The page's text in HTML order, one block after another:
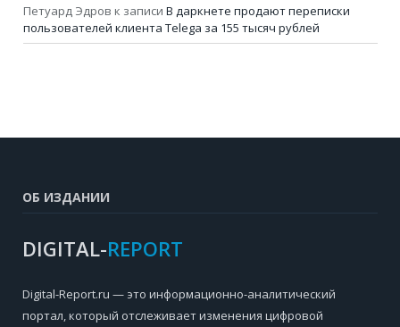
Петуард Эдров к записи В даркнете продают переписки
пользователей клиента Telega за 155 тысяч рублей
ОБ ИЗДАНИИ
DIGITAL-REPORT
Digital-Report.ru — это информационно-аналитический
портал, который отслеживает изменения цифровой